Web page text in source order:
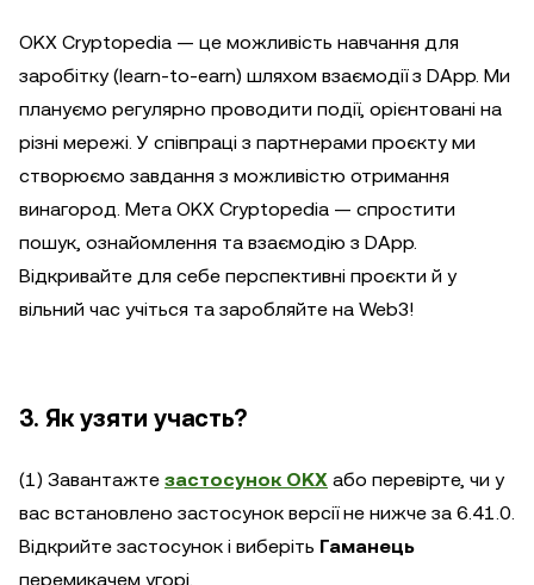
OKX Cryptopedia — це можливість навчання для
заробітку (learn-to-earn) шляхом взаємодії з DApp. Ми
плануємо регулярно проводити події, орієнтовані на
різні мережі. У співпраці з партнерами проєкту ми
створюємо завдання з можливістю отримання
винагород. Мета OKX Cryptopedia — спростити
пошук, ознайомлення та взаємодію з DApp.
Відкривайте для себе перспективні проєкти й у
вільний час учіться та заробляйте на Web3!
3. Як узяти участь?
(1) Завантажте застосунок OKX або перевірте, чи у
вас встановлено застосунок версії не нижче за 6.41.0.
Відкрийте застосунок і виберіть Гаманець
перемикачем угорі.